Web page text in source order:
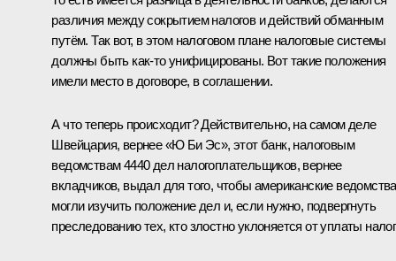
различия между сокрытием налогов и действий обманным
путём. Так вот, в этом налоговом плане налоговые системы
должны быть как‑то унифицированы. Вот такие положения
имели место в договоре, в соглашении.
А что теперь происходит? Действительно, на самом деле
Швейцария, вернее «Ю Би Эс», этот банк, налоговым
ведомствам 4440 дел налогоплательщиков, вернее
вкладчиков, выдал для того, чтобы американские ведомства
могли изучить положение дел и, если нужно, подвергнуть
преследованию тех, кто злостно уклоняется от уплаты